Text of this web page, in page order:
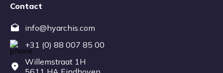
Contact
info@hyarchis.com
+31 (0) 88 007 85 00
Willemstraat 1H